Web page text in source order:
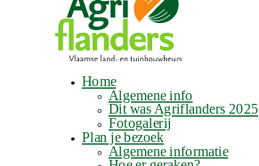
Home
Algemene info
Dit was Agriflanders 2025
Fotogalerij
Plan je bezoek
Algemene informatie